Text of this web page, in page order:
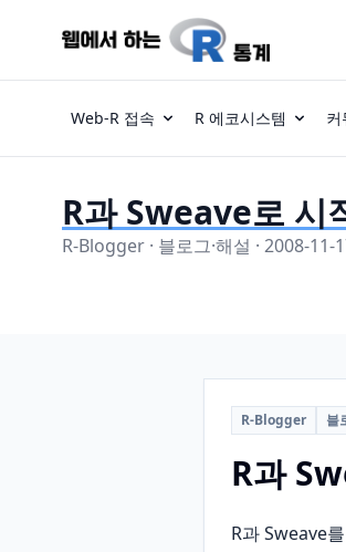
Web-R 접속 R 에코시스템 커
R과 Sweave로 시
R-Blogger · 블로그·해설 · 2008-11-
R-Blogger 블
R과
R과 Sweave